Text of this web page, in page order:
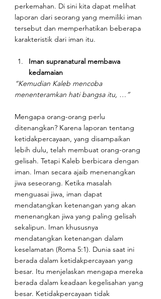
perkemahan. Di sini kita dapat melihat
laporan dari seorang yang memiliki iman
tersebut dan memperhatikan beberapa
karakteristik dari iman itu.
Iman supranatural membawa
kedamaian
“Kemudian Kaleb mencoba
menenteramkan hati bangsa itu, …”
Mengapa orang-orang perlu
ditenangkan? Karena laporan tentang
ketidakpercayaan, yang disampaikan
lebih dulu, telah membuat orang-orang
gelisah. Tetapi Kaleb berbicara dengan
iman. Iman secara ajaib menenangkan
jiwa seseorang. Ketika masalah
menguasai jiwa, iman dapat
mendatangkan ketenangan yang akan
menenangkan jiwa yang paling gelisah
sekalipun. Iman khususnya
mendatangkan ketenangan dalam
keselamatan (Roma 5:1). Dunia saat ini
berada dalam ketidakpercayaan yang
besar. Itu menjelaskan mengapa mereka
berada dalam keadaan kegelisahan yang
besar. Ketidakpercayaan tidak